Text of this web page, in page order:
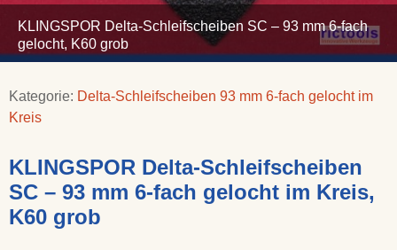
KLINGSPOR Delta-Schleifscheiben SC – 93 mm 6-fach
gelocht, K60 grob
Kategorie: Delta-Schleifscheiben 93 mm 6-fach gelocht im
Kreis
KLINGSPOR Delta-Schleifscheiben
SC – 93 mm 6-fach gelocht im Kreis,
K60 grob